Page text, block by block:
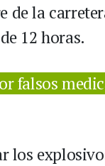
de la
12 horas.
falsos
los